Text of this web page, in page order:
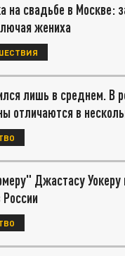
на свадьбе в Москве:
жениха
лишь в среднем. В
отличаются в
Джастасу Уокеру